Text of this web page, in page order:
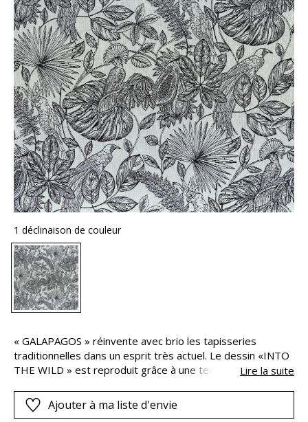
1 déclinaison de couleur
« GALAPAGOS » réinvente avec brio les tapisseries
traditionnelles dans un esprit très actuel. Le dessin «INTO
THE WILD » est reproduit grâce à une technique jacquard
un effet hyper graphique, sublimé par une couleur de fond
fraîche et lumineuse dans 3 déclinaisons : vert exotique,
Lire la suite
Ajouter à ma liste d'envie